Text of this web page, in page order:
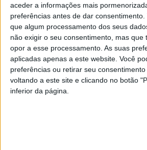
aceder a informações mais
preferências antes de dar consentimento.
que algum processamento dos seus
não exigir o seu consentimento, mas que
opor a esse processamento. As suas
aplicadas apenas a este website. Você
preferências ou retirar seu
voltando a este site e clicando no botão
inferior da página.
Cinfães: Suspeito de
tinha um arsenal em casa